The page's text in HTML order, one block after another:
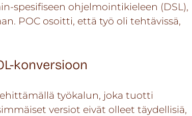
spesifiseen ohjelmointikieleen (DSL),
POC osoitti, että työ oli tehtävissä,
konversioon
työkalun, joka tuotti
versiot eivät olleet täydellisiä,